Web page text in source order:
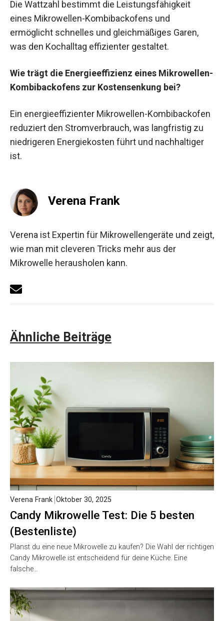
Die Wattzahl bestimmt die Leistungsfähigkeit
eines Mikrowellen-Kombibackofens und
ermöglicht schnelles und gleichmäßiges Garen,
was den Kochalltag effizienter gestaltet.
Wie trägt die Energieeffizienz eines Mikrowellen-
Kombibackofens zur Kostensenkung bei?
Ein energieeffizienter Mikrowellen-Kombibackofen
reduziert den Stromverbrauch, was langfristig zu
niedrigeren Energiekosten führt und nachhaltiger
ist.
Verena Frank
Verena ist Expertin für Mikrowellengeräte und zeigt,
wie man mit cleveren Tricks mehr aus der
Mikrowelle herausholen kann.
Ähnliche Beiträge
Candy Mikrowelle Test: Die 5 besten
(Bestenliste)
Verena Frank Oktober 30, 2025
Planst du eine neue Mikrowelle zu kaufen? Die Wahl der richtigen
Candy Mikrowelle ist entscheidend für deine Küche. Eine
falsche…